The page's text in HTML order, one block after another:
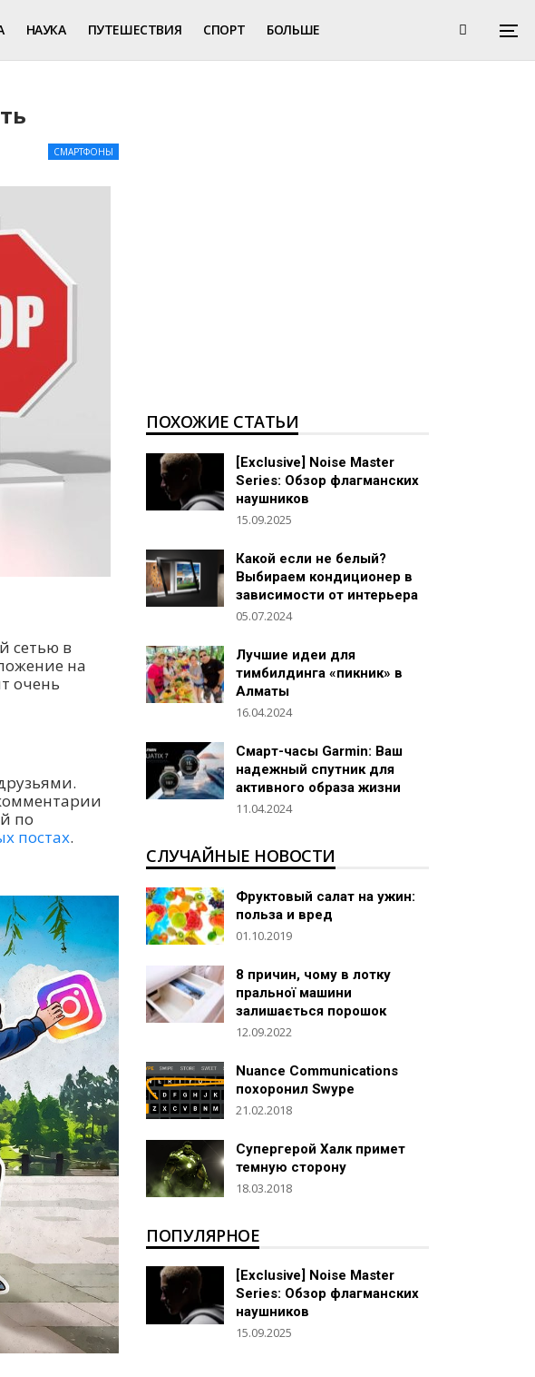
НАУКА ПУТЕШЕСТВИЯ СПОРТ БОЛЬШЕ
СМАРТФОНЫ
сетью в
на
очень
по
постах.
ПОХОЖИЕ СТАТЬИ
[Exclusive] Noise Master
Series: Обзор флагманских
наушников
15.09.2025
Какой если не белый?
Выбираем кондиционер в
зависимости от интерьера
05.07.2024
Лучшие идеи для
тимбилдинга «пикник» в
Алматы
16.04.2024
Смарт-часы Garmin: Ваш
надежный спутник для
активного образа жизни
11.04.2024
СЛУЧАЙНЫЕ НОВОСТИ
Фруктовый салат на ужин:
польза и вред
01.10.2019
8 причин, чому в лотку
пральної машини
залишається порошок
12.09.2022
Nuance Communications
похоронил Swype
21.02.2018
Супергерой Халк примет
темную сторону
18.03.2018
ПОПУЛЯРНОЕ
[Exclusive] Noise Master
Series: Обзор флагманских
наушников
15.09.2025